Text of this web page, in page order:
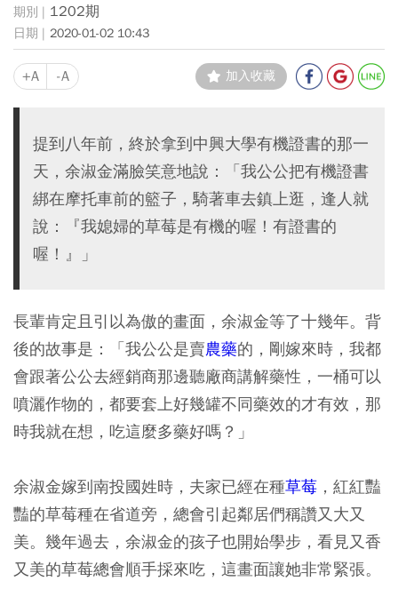
1202期
2020-01-02 10:43
+A -A 加入收藏
提到八年前，終於拿到中興大學有機證書的那一
天，余淑金滿臉笑意地說：「我公公把有機證書
綁在摩托車前的籃子，騎著車去鎮上逛，逢人就
說：『我媳婦的草莓是有機的喔！有證書的
喔！』」
長輩肯定且引以為傲的畫面，余淑金等了十幾年。背
後的故事是：「我公公是賣農藥的，剛嫁來時，我都
會跟著公公去經銷商那邊聽廠商講解藥性，一桶可以
噴灑作物的，都要套上好幾罐不同藥效的才有效，那
時我就在想，吃這麼多藥好嗎？」
余淑金嫁到南投國姓時，夫家已經在種草莓 ，紅紅豔
豔的草莓種在省道旁，總會引起鄰居們稱讚又大又
美。幾年過去，余淑金的孩子也開始學步，看見又香
又美的草莓總會順手採來吃，這畫面讓她非常緊張。